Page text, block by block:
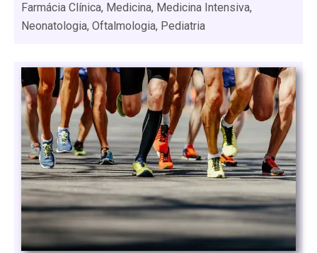
Farmácia Clínica, Medicina, Medicina Intensiva,
Neonatologia, Oftalmologia, Pediatria